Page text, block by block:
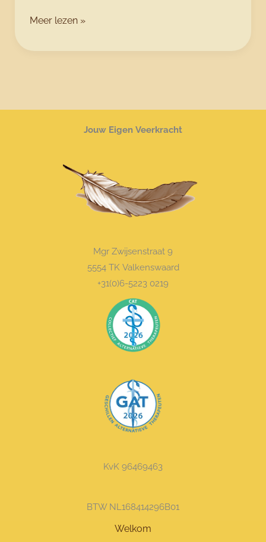
Werk
balans
Meer lezen »
Jouw Eigen Veerkracht
Mgr Zwijsenstraat 9
5554 TK Valkenswaard
+31(0)6-5223 0219
KvK 96469463
BTW NL168414296B01
Welkom